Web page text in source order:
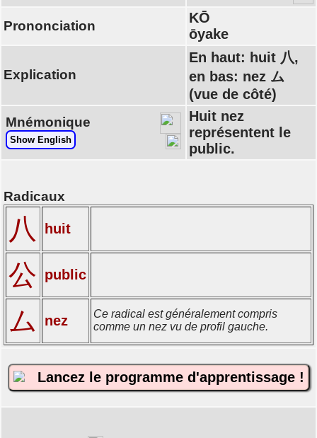
Prononciation
KŌ
ōyake
Explication
En haut: huit 八,
en bas: nez ム
(vue de côté)
Mnémonique
Show English
Huit nez
représentent le
public.
Radicaux
八 huit
公 public
ム nez
Ce radical est généralement compris
comme un nez vu de profil gauche.
Lancez le programme d'apprentissage !